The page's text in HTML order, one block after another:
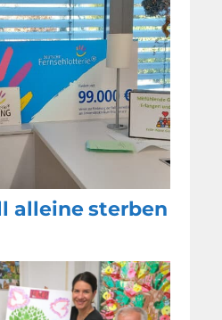
alleine sterben